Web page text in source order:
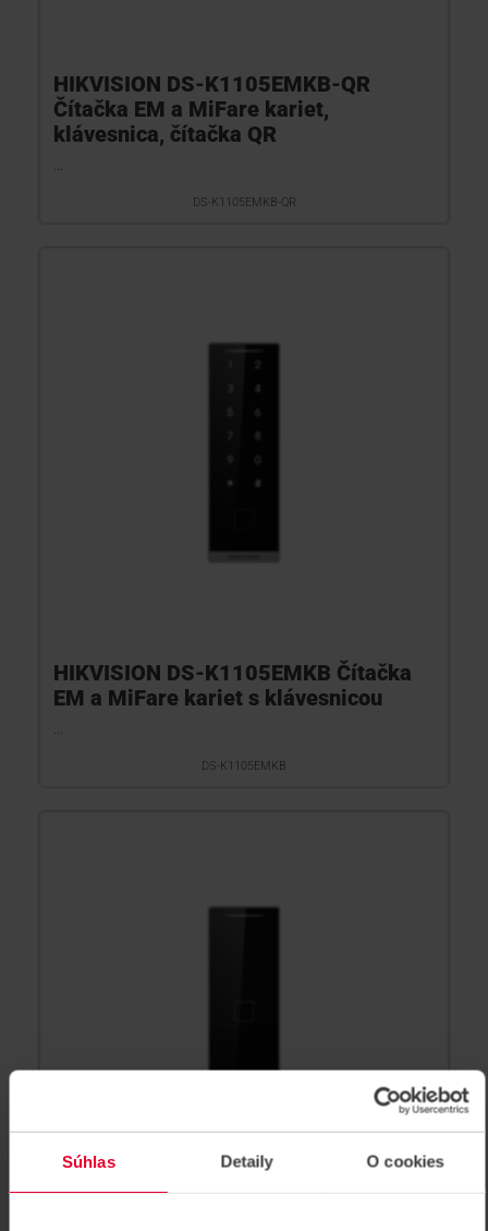
Súhlas Detaily O cookies
HIKVISION DS-K1105EMKB-QR
Čítačka EM a MiFare kariet,
klávesnica, čítačka QR
DS-K1105EMKB-QR
HIKVISION DS-K1105EMKB Čítačka
EM a MiFare kariet s klávesnicou
DS-K1105EMKB